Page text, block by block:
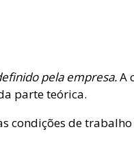
pela empresa.A
parte teórica.
condições de